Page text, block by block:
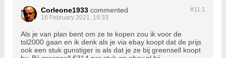
#11.1
Corleone1933 commented
16 February 2021, 19:33
Als je van plan bent om ze te kopen zou ik voor de
tsl2000 gaan en ik denk als je via ebay koopt dat de prijs
ook een stuk gunstiger is als dat je ze bij greensell koopt